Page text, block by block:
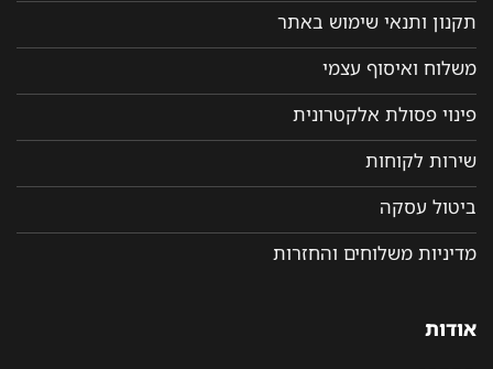
תקנון ותנאי שימוש באתר
משלוח ואיסוף עצמי
פינוי פסולת אלקטרונית
שירות לקוחות
ביטול עסקה
מדיניות משלוחים והחזרות
אודות